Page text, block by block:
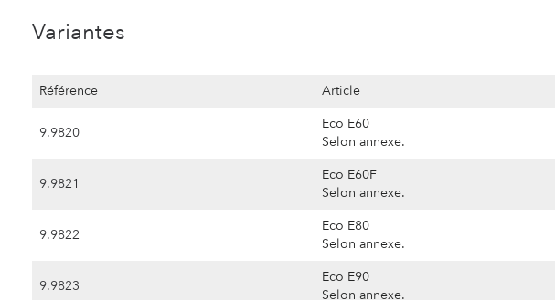
Variantes
Référence Article
9.9820
Eco E60
Selon annexe.
9.9821
Eco E60F
Selon annexe.
9.9822
Eco E80
Selon annexe.
9.9823
Eco E90
Selon annexe.